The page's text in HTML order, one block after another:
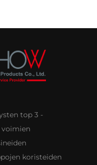
top 3 -
koristeiden